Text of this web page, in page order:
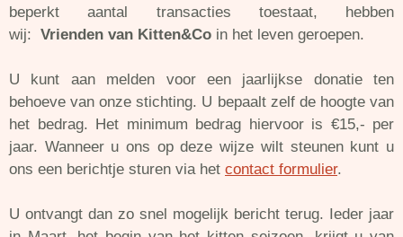
beperkt aantal transacties toestaat, hebben
wij: Vrienden van Kitten&Co in het leven geroepen.
U kunt aan melden voor een jaarlijkse donatie ten
behoeve van onze stichting. U bepaalt zelf de hoogte van
het bedrag. Het minimum bedrag hiervoor is €15,- per
jaar. Wanneer u ons op deze wijze wilt steunen kunt u
ons een berichtje sturen via het contact formulier.
U ontvangt dan zo snel mogelijk bericht terug. Ieder jaar